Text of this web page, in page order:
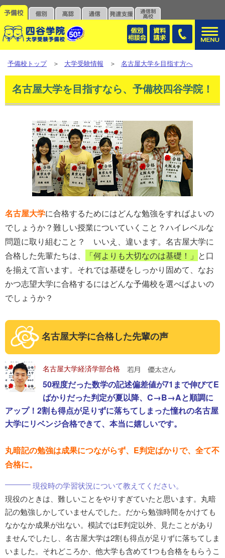
予備校トップ＞大学受験情報＞名古屋大学を目指す方へ
名古屋大学を目指すなら、予備校四谷学院！
名古屋大学に合格するためにはどんな勉強をすればよいの
でしょうか？難しい授業についていくこと？ハイレベルな
問題に取り組むこと？ いいえ、違います。名古屋大学に
合格した先輩たちは、
「何よりも大切なのは基礎！」 と口
を揃えて言います。それでは基礎をしっかり固めて、なお
かつ志望大学に合格するにはどんな予備校を選べばよいの
でしょうか？
名古屋大学に合格した先輩の声
名古屋大学経済学部合格
50程度だった数学の記述偏差値が71まで伸びてE
ばかりだった判定が夏以降、C→B→Aと順調に
アップ！2割も得点が足りずに落ちてしまった憧れの名古屋
大学にリベンジ合格できて、本当に嬉しいです。
丸暗記の勉強は成果につながらず、E判定ばかりで、全て不
合格に。
現役時の学習状況について教えてください。
現役のときは、難しいことをやりすぎていたと思います。丸暗
記の勉強しかしていませんでした。だから勉強時間をかけても
なかなか成果が出ない。模試ではE判定以外、見たことがあり
ませんでしたし、名古屋大学は2割も得点が足りずに落ちてしま
いました。それどころか、他大学も含めて1つも合格をもらうこ